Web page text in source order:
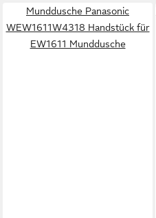
Munddusche Panasonic
WEW1611W4318 Handstück für
EW1611 Munddusche